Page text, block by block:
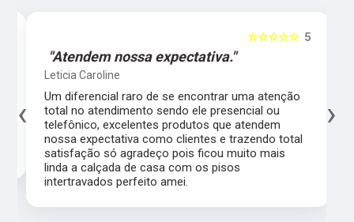
5
☆☆☆☆☆
"Atendem nossa expectativa."
Leticia Caroline
Um diferencial raro de se encontrar uma atenção
total no atendimento sendo ele presencial ou
telefônico, excelentes produtos que atendem
nossa expectativa como clientes e trazendo total
satisfação só agradeço pois ficou muito mais
linda a calçada de casa com os pisos
intertravados perfeito amei.
‹ ›